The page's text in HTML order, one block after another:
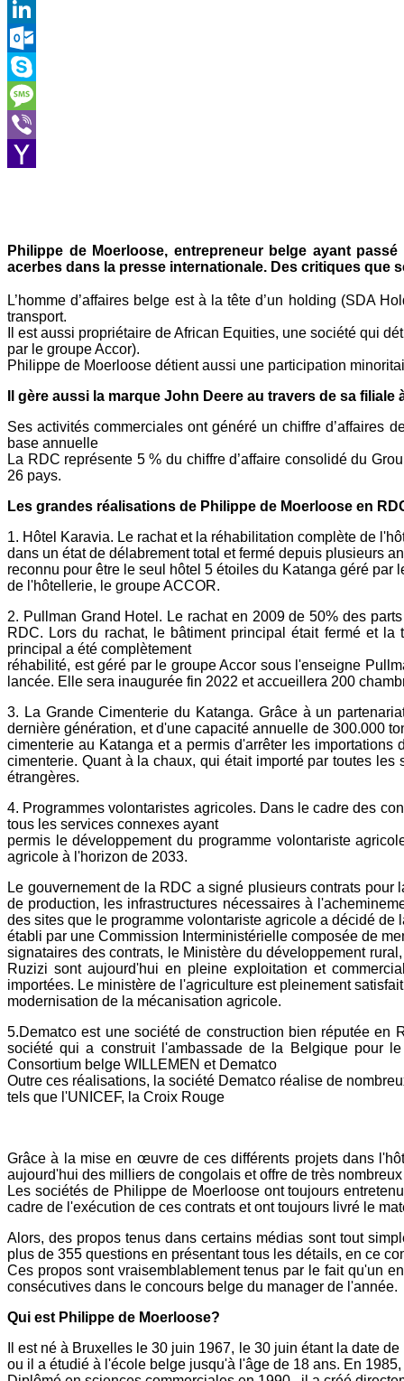
Gmail
LinkedIn
Outlook.com
Skype
Message
Viber
Philippe de Moerloose, entrepreneur belge ayant
acerbes dans la presse internationale. Des critiques que
L’homme d’affaires belge est à la tête d’un holding (SDA
transport.
Il est aussi propriétaire de African Equities, une société qui
par le groupe Accor).
Philippe de Moerloose détient aussi une participation
Il gère aussi la marque John Deere au travers de sa filiale
Ses activités commerciales ont généré un chiffre d’affaires
base annuelle
La RDC représente 5 % du chiffre d’affaire consolidé du
26 pays.
Les grandes réalisations de Philippe de Moerloose en
1. Hôtel Karavia. Le rachat et la réhabilitation complète de
dans un état de délabrement total et fermé depuis plusieurs
reconnu pour être le seul hôtel 5 étoiles du Katanga géré par
de l'hôtellerie, le groupe ACCOR.
2. Pullman Grand Hotel. Le rachat en 2009 de 50% des
RDC. Lors du rachat, le bâtiment principal était fermé et
principal a été complètement
réhabilité, est géré par le groupe Accor sous l'enseigne
lancée. Elle sera inaugurée fin 2022 et accueillera 200
3. La Grande Cimenterie du Katanga. Grâce à un
dernière génération, et d'une capacité annuelle de 300.000
cimenterie au Katanga et a permis d'arrêter les
cimenterie. Quant à la chaux, qui était importé par toutes
étrangères.
4. Programmes volontaristes agricoles. Dans le cadre des
tous les services connexes ayant
permis le développement du programme volontariste
agricole à l'horizon de 2033.
Le gouvernement de la RDC a signé plusieurs contrats
de production, les infrastructures nécessaires à
des sites que le programme volontariste agricole a décidé de
établi par une Commission Interministérielle composée de
signataires des contrats, le Ministère du développement
Ruzizi sont aujourd'hui en pleine exploitation et
importées. Le ministère de l'agriculture est pleinement
modernisation de la mécanisation agricole.
5.Dematco est une société de construction bien réputée en
société qui a construit l'ambassade de la Belgique pour
Consortium belge WILLEMEN et Dematco
Outre ces réalisations, la société Dematco réalise de
tels que l'UNICEF, la Croix Rouge
Grâce à la mise en œuvre de ces différents projets dans
aujourd'hui des milliers de congolais et offre de très
Les sociétés de Philippe de Moerloose ont toujours
cadre de l'exécution de ces contrats et ont toujours livré le
Alors, des propos tenus dans certains médias sont tout
plus de 355 questions en présentant tous les détails, en ce
Ces propos sont vraisemblablement tenus par le fait qu'un
consécutives dans le concours belge du manager de l'année.
Qui est Philippe de Moerloose?
Il est né à Bruxelles le 30 juin 1967, le 30 juin étant la date
ou il a étudié à l'école belge jusqu'à l'âge de 18 ans. En